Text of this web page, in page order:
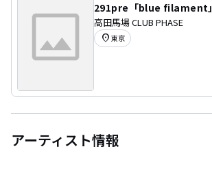
291pre「blue filament」
高田馬場 CLUB PHASE
location_on 東京
アーティスト情報